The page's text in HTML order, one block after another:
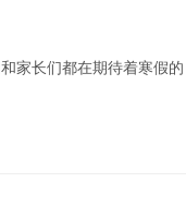
家长们都在期待着寒假的